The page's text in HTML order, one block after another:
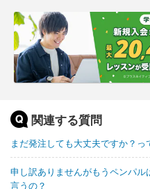
関連する質問
まだ発注しても大丈夫ですか？っ
申し訳ありませんがもうペンパ
言うの？